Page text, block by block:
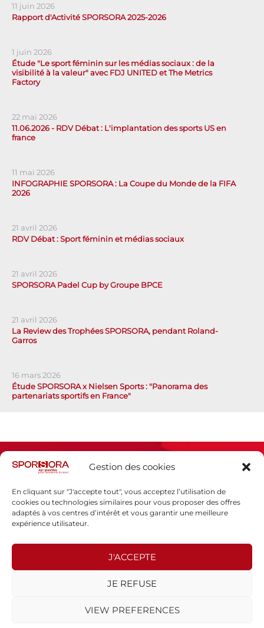
Gestion des cookies
En cliquant sur "J'accepte tout", vous acceptez l’utilisation de
cookies ou technologies similaires pour vous proposer des offres
adaptés à vos centres d’intérêt et vous garantir une meilleure
expérience utilisateur.
J'ACCEPTE
JE REFUSE
VIEW PREFERENCES
11 juin 2026
Rapport d'Activité SPORSORA 2025-2026
1 juin 2026
Étude "Le sport féminin sur les médias sociaux : de la
visibilité à la valeur" avec FDJ UNITED et The Metrics
Factory
22 mai 2026
11.06.2026 - RDV Débat : L'implantation des sports US en
france
11 mai 2026
INFOGRAPHIE SPORSORA : La Coupe du Monde de la FIFA
2026
21 avril 2026
RDV Débat : Sport féminin et médias sociaux
21 avril 2026
SPORSORA Padel Cup by Groupe BPCE
21 avril 2026
La Review des Trophées SPORSORA, pendant Roland-
Garros
16 mars 2026
Étude SPORSORA x Nielsen Sports : "Panorama des
partenariats sportifs en France"
Espace presse
Politique de confidentialité
SPORSORA
75015 PARIS